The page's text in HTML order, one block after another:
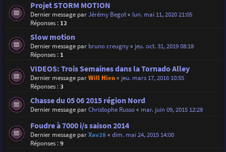
Projet STORM MOTION
Dernier message parJérémy Begot« lun. mai 11, 2020 21:05
Réponses : 12
Slow motion
Dernier message par bruno creugny« jeu. oct. 31, 2019 08:18
Réponses : 1
VIDEOS: Trois Semaines dans la Tornado Alley
Dernier message parWill Hien« jeu. mars 17, 2016 10:55
Réponses :3
Chasse du 05 06 2015 région Nord
Dernier message parChristophe Russo« mar. juin 09, 2015 12:28
Foudre à 7000 i/s saison 2014
Dernier message parXav28« dim. mai 24, 2015 14:00
Réponses :9